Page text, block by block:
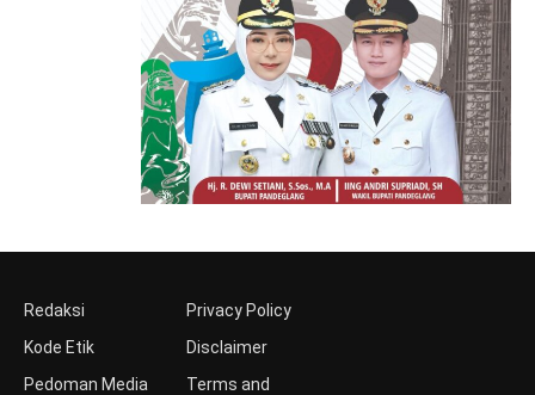
Redaksi
Kode Etik
Pedoman Media
Privacy Policy
Disclaimer
Terms and